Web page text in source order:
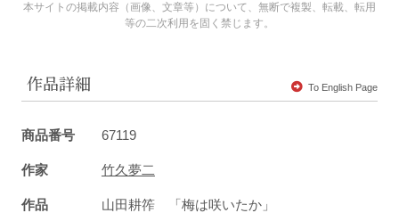
本サイトの掲載内容（画像、文章等）について、無断で複製、転載、転用
等の二次利用を固く禁じます。
作品詳細 To English Page
商品番号 67119
作家 竹久夢二
作品 山田耕筰 「梅は咲いたか」